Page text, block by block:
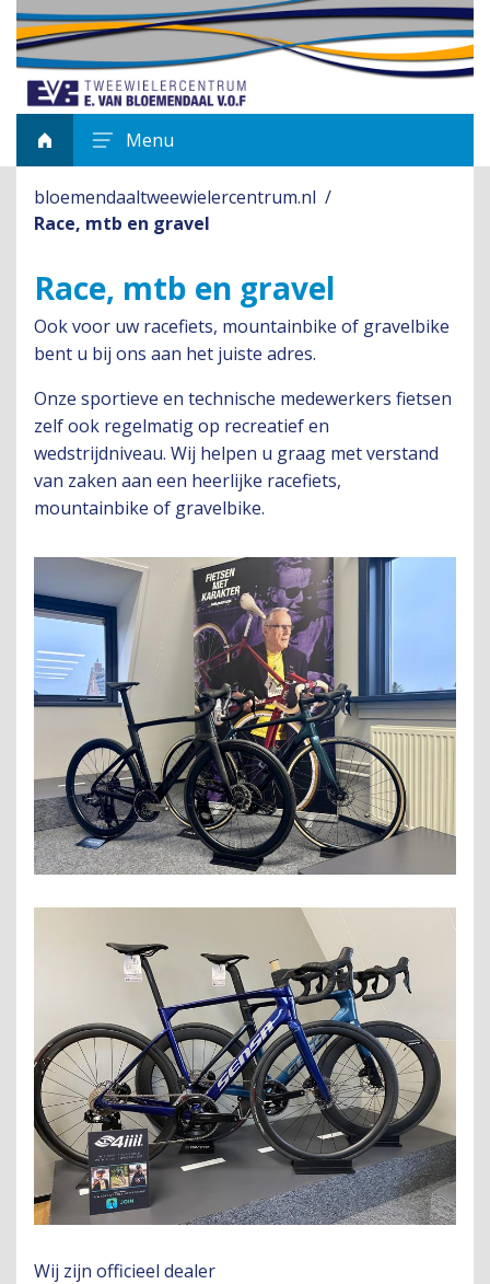
Menu
bloemendaaltweewielercentrum.nl
Race, mtb en gravel
Race, mtb en gravel
Ook voor uw racefiets, mountainbike of gravelbike
bent u bij ons aan het juiste adres.
Onze sportieve en technische medewerkers fietsen
zelf ook regelmatig op recreatief en
wedstrijdniveau. Wij helpen u graag met verstand
van zaken aan een heerlijke racefiets,
mountainbike of gravelbike.
Wij zijn officieel dealer